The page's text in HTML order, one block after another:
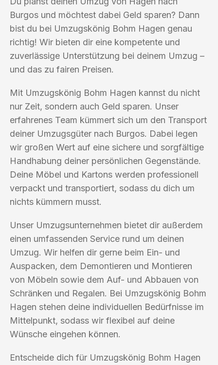
Burgos und möchtest dabei Geld sparen? Dann
bist du bei Umzugskönig Bohm Hagen genau
richtig! Wir bieten dir eine kompetente und
zuverlässige Unterstützung bei deinem Umzug –
und das zu fairen Preisen.
Mit Umzugskönig Bohm Hagen kannst du nicht
nur Zeit, sondern auch Geld sparen. Unser
erfahrenes Team kümmert sich um den Transport
deiner Umzugsgüter nach Burgos. Dabei legen
wir großen Wert auf eine sichere und sorgfältige
Handhabung deiner persönlichen Gegenstände.
Deine Möbel und Kartons werden professionell
verpackt und transportiert, sodass du dich um
nichts kümmern musst.
Unser Umzugsunternehmen bietet dir außerdem
einen umfassenden Service rund um deinen
Umzug. Wir helfen dir gerne beim Ein- und
Auspacken, dem Demontieren und Montieren
von Möbeln sowie dem Auf- und Abbauen von
Schränken und Regalen. Bei Umzugskönig Bohm
Hagen stehen deine individuellen Bedürfnisse im
Mittelpunkt, sodass wir flexibel auf deine
Wünsche eingehen können.
Entscheide dich für Umzugskönig Bohm Hagen